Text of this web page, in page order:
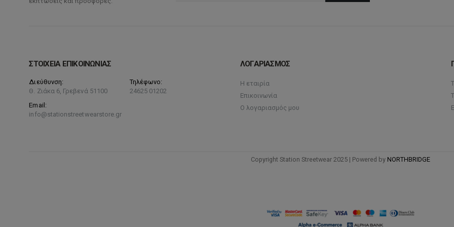
ΣΤΟΙΧΕΙΑ ΕΠΙΚΟΙΝΩΝΙΑΣ
Διεύθυνση:
Θ. Ζιάκα 6, Γρεβενά 51100
Τηλέφωνο:
24625 01202
Email:
info@stationstreetwearstore.gr
ΛΟΓΑΡΙΑΣΜΟΣ
Η εταιρία
Επικοινωνία
Ο λογαριασμός μου
Copyright Station Streetwear 2025 | Powered by NORTHBRIDGE